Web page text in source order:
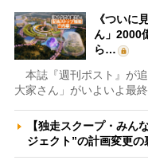
《ついに
ん」2000
ら…
本誌『週刊ポスト』が
大家さん」がいよいよ最
【独走スクープ・みん
ジェクト”の計画変更